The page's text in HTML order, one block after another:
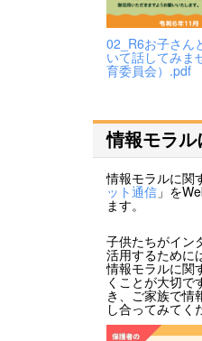
02_R6お子さん
いて話してみま
育委員会）.pdf
情報モラ
情報モラルに関
ット通信 」を
ます。
子供たちがイン
活用するために
情報モラルに関
くことが大切で
き、ご家族で情
し合ってみてく